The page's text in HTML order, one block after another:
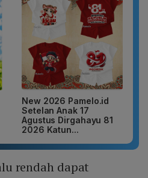
New 2026 Pamelo.id
Setelan Anak 17
Agustus Dirgahayu 81
2026 Katun...
rendah dapat